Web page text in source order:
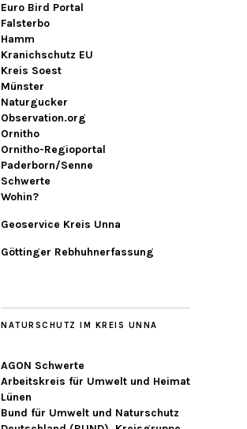
Euro Bird Portal
Falsterbo
Hamm
Kranichschutz EU
Kreis Soest
Münster
Naturgucker
Observation.org
Ornitho
Ornitho-Regioportal
Paderborn/Senne
Schwerte
Wohin?
Geoservice Kreis Unna
Göttinger Rebhuhnerfassung
NATURSCHUTZ IM KREIS UNNA
AGON Schwerte
Arbeitskreis für Umwelt und Heimat
Lünen
Bund für Umwelt und Naturschutz